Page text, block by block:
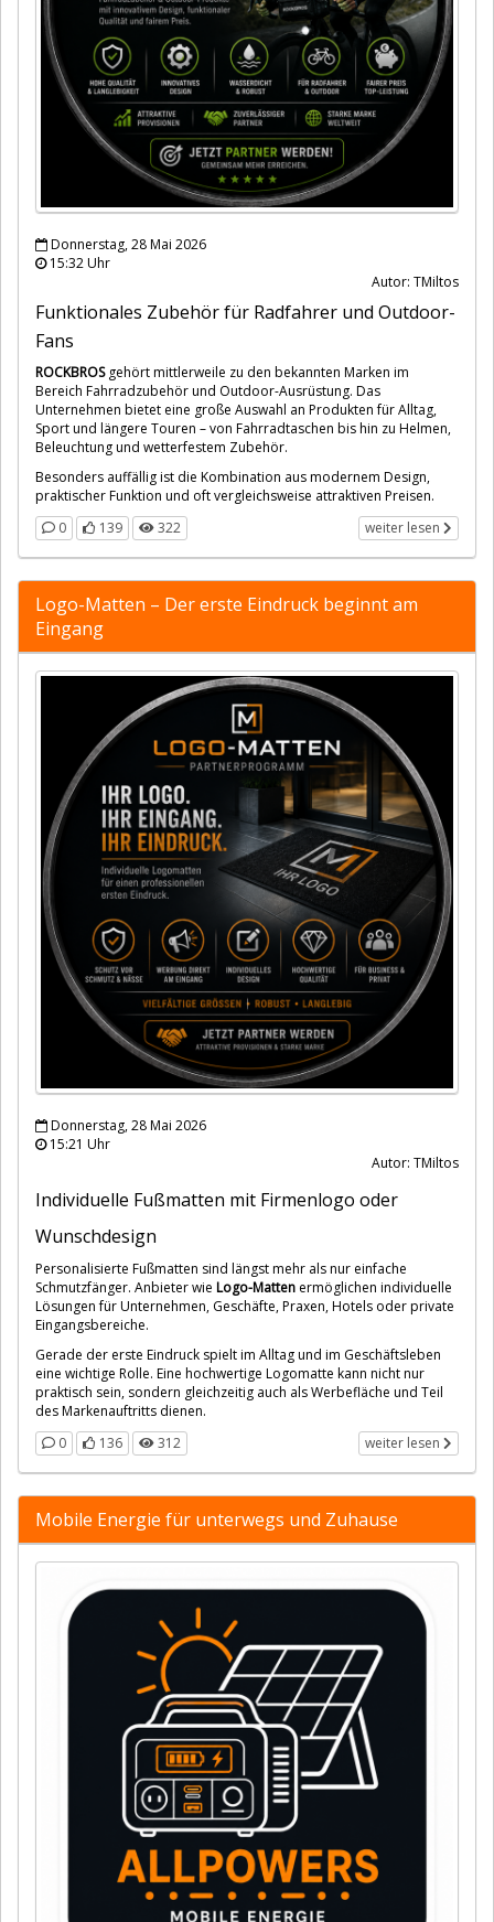
Donnerstag, 28 Mai 2026
15:32 Uhr
Autor: TMiltos
Funktionales Zubehör für Radfahrer und Outdoor-
Fans
ROCKBROSgehört mittlerweile zu den bekannten Marken im
Bereich Fahrradzubehör und Outdoor-Ausrüstung. Das
Unternehmen bietet eine große Auswahl an Produkten für Alltag,
Sport und längere Touren – von Fahrradtaschen bis hin zu Helmen,
Beleuchtung und wetterfestem Zubehör.
Besonders auffällig ist die Kombination aus modernem Design,
praktischer Funktion und oft vergleichsweise attraktiven Preisen.
0
139 322 weiter lesen
Logo-Matten – Der erste Eindruck beginnt am
Eingang
Donnerstag, 28 Mai 2026
15:21 Uhr
Autor: TMiltos
Individuelle Fußmatten mit Firmenlogo oder
Wunschdesign
Personalisierte Fußmatten sind längst mehr als nur einfache
Schmutzfänger. Anbieter wie Logo-Matten ermöglichen individuelle
Lösungen für Unternehmen, Geschäfte, Praxen, Hotels oder private
Eingangsbereiche.
Gerade der erste Eindruck spielt im Alltag und im Geschäftsleben
eine wichtige Rolle. Eine hochwertige Logomatte kann nicht nur
praktisch sein, sondern gleichzeitig auch als Werbefläche und Teil
des Markenauftritts dienen.
0
136 312 weiter lesen
Mobile Energie für unterwegs und Zuhause